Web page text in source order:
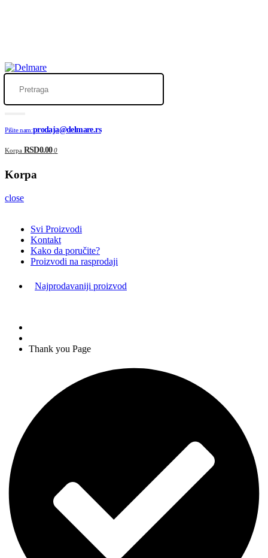
Pišite nam:prodaja@delmare.rs
Korpa RSD0.00 0
Korpa
close
Svi Proizvodi
Kontakt
Kako da poručite?
Proizvodi na rasprodaji
Najprodavaniji proizvod
Thank you Page